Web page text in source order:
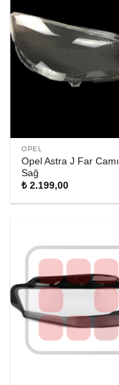
OPEL
Opel Astra J Far Camı
Sağ
₺ 2.199,00